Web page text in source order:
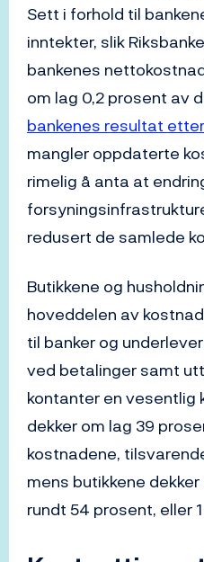
Sett i forhold til
inntekter, slik
bankenes
om lag 0,2 prosent av
bankenes resultat
mangler oppdaterte
rimelig å anta at
redusert de samlede
Butikkene og
hoveddelen av
til banker og
ved betalinger samt
kontanter en vesentlig
dekker om lag 39
kostnadene,
mens butikkene
rundt 54 prosent, eller